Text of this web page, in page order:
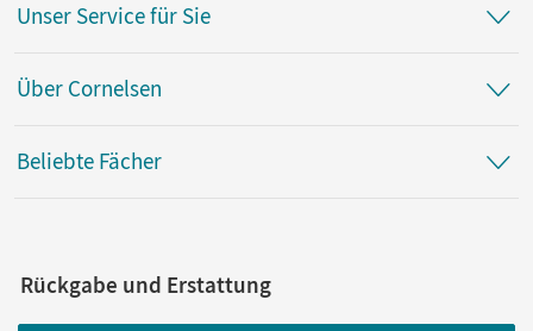
Unser Service für Sie
Über Cornelsen
Beliebte Fächer
Rückgabe und Erstattung